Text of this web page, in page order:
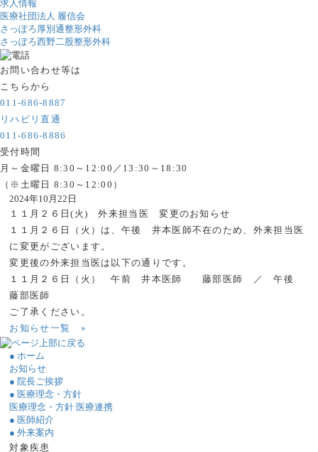
求人情報
医療社団法人 履信会
さっぽろ厚別通整形外科
さっぽろ西野二股整形外科
お問い合わせ等は
こちらから
011-686-8887
リハビリ直通
011-686-8886
受付時間
月～金曜日 8:30～12:00／13:30～18:30
（※土曜日 8:30～12:00）
2024年10月22日
１１月２６日(火) 外来担当医 変更のお知らせ
１１月２６日（火）は、午後 井本医師不在のため、外来担当医
に変更がございます。
変更後の外来担当医は以下の通りです。
１１月２６日（火） 午前 井本医師 藤部医師 ／ 午後
藤部医師
ご了承ください。
お知らせ一覧 »
● ホーム
お知らせ
● 院長ご挨拶
● 医療理念・方針
医療理念・方針 医療連携
● 医師紹介
● 外来案内
対象疾患